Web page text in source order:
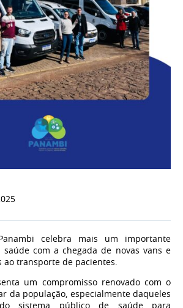
celebra mais um importante
com a chegada de novas vans e
ao transporte de pacientes.
um compromisso renovado com o
da população, especialmente daqueles
sistema público de saúde para